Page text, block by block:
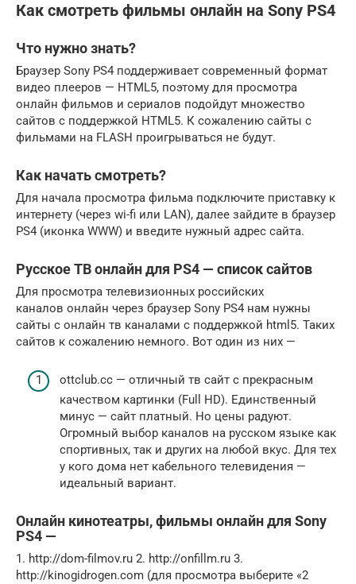
Как смотреть фильмы онлайн на Sony PS4
Что нужно знать?
Браузер Sony PS4 поддерживает современный формат
видео плееров — HTML5, поэтому для просмотра
онлайн фильмов и сериалов подойдут множество
сайтов с поддержкой HTML5. К сожалению сайты с
фильмами на FLASH проигрываться не будут.
Как начать смотреть?
Для начала просмотра фильма подключите приставку к
интернету (через wi-fi или LAN), далее зайдите в браузер
PS4 (иконка WWW) и введите нужный адрес сайта.
Русское ТВ онлайн для PS4 — список сайтов
Для просмотра телевизионных российских
каналов онлайн через браузер Sony PS4 нам нужны
сайты с онлайн тв каналами с поддержкой html5. Таких
сайтов к сожалению немного. Вот один из них —
ottclub.cc — отличный тв сайт с прекрасным
качеством картинки (Full HD). Единственный
минус — сайт платный. Но цены радуют.
Огромный выбор каналов на русском языке как
спортивных, так и других на любой вкус. Для тех
у кого дома нет кабельного телевидения —
идеальный вариант.
Онлайн кинотеатры, фильмы онлайн для Sony
PS4 —
1. http://dom-filmov.ru 2. http://onfillm.ru 3.
http://kinogidrogen.com (для просмотра выберите «2